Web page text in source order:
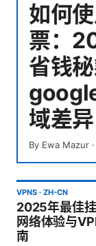
如何
票：
省钱
域差
By Ewa Mazur ·
VPNS · ZH-CN
2025年最佳
网络体验与
南